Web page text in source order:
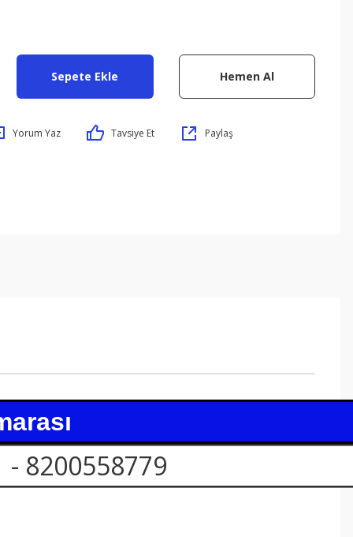
Sepete Ekle Hemen Al
Yorum Yaz Tavsiye Et Paylaş
- 8200558779